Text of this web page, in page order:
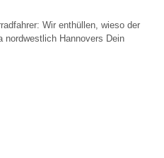
Wir enthüllen, wieso der
nordwestlich Hannovers Dein